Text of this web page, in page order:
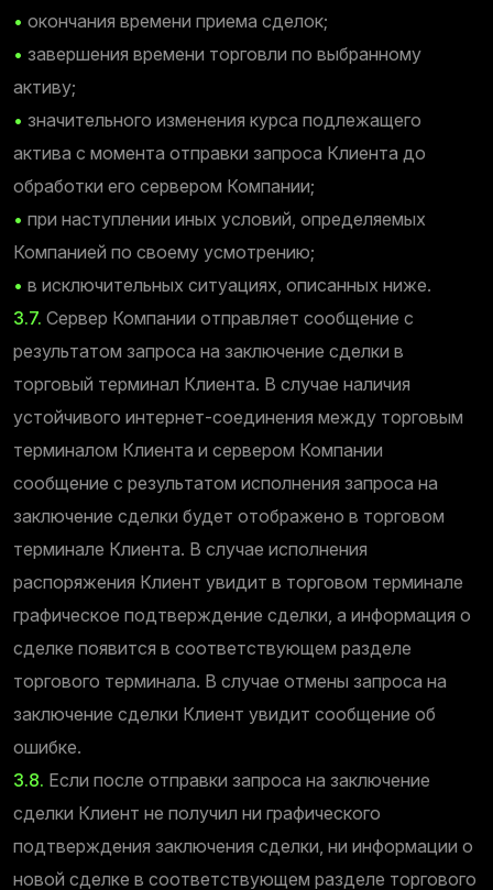
• окончания времени приема сделок;
• завершения времени торговли по выбранному
активу;
• значительного изменения курса подлежащего
актива с момента отправки запроса Клиента до
обработки его сервером Компании;
• при наступлении иных условий, определяемых
Компанией по своему усмотрению;
• в исключительных ситуациях, описанных ниже.
3.7. Сервер Компании отправляет сообщение с
результатом запроса на заключение сделки в
торговый терминал Клиента. В случае наличия
устойчивого интернет-соединения между торговым
терминалом Клиента и сервером Компании
сообщение с результатом исполнения запроса на
заключение сделки будет отображено в торговом
терминале Клиента. В случае исполнения
распоряжения Клиент увидит в торговом терминале
графическое подтверждение сделки, а информация о
сделке появится в соответствующем разделе
торгового терминала. В случае отмены запроса на
заключение сделки Клиент увидит сообщение об
ошибке.
3.8. Если после отправки запроса на заключение
сделки Клиент не получил ни графического
подтверждения заключения сделки, ни информации о
новой сделке в соответствующем разделе торгового